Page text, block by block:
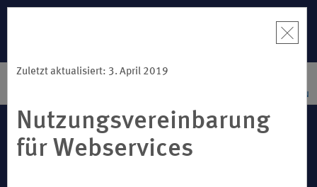
: Sichern Sie sich bis zu 2 KOSTENLOSE
Mehr erfahren
BUCHEN
Zuletzt aktualisiert: 3. April 2019
Nutzungsvereinbarung
für Webservices